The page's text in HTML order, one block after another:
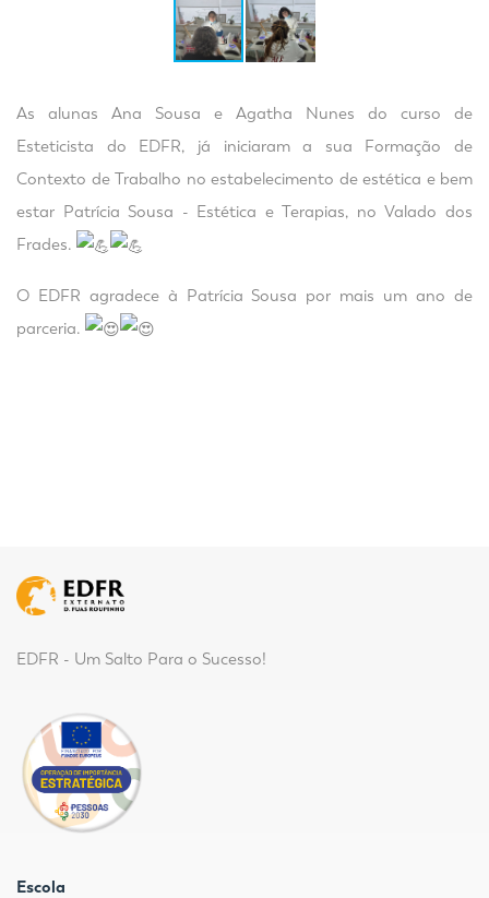
As alunas Ana Sousa e Agatha Nunes do curso de
Esteticista do EDFR, já iniciaram a sua Formação de
Contexto de Trabalho no estabelecimento de estética e bem
estar Patrícia Sousa - Estética e Terapias, no Valado dos
Frades.
O EDFR agradece à Patrícia Sousa por mais um ano de
parceria.
EDFR - Um Salto Para o Sucesso!
Escola